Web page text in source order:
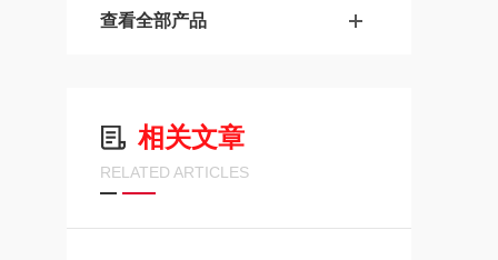
查看全部产品
相关文章
RELATED ARTICLES